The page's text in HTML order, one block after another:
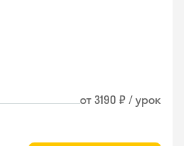
от 3190 ₽ / урок